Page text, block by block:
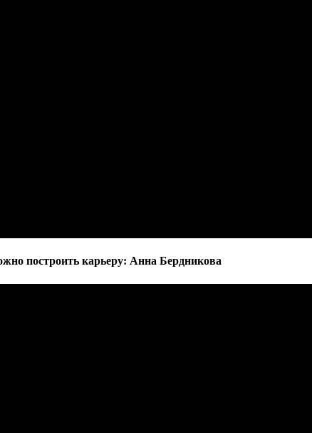
построить карьеру: Анна Бердникова